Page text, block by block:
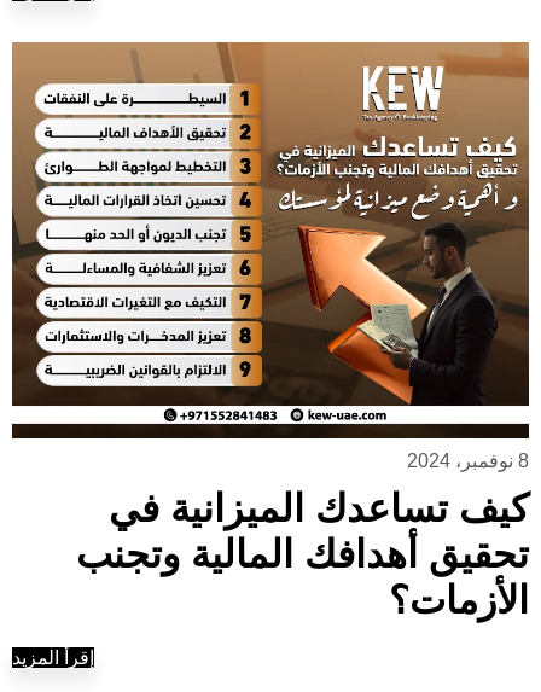
8 نوفمبر، 2024
كيف تساعدك الميزانية في
تحقيق أهدافك المالية وتجنب
الأزمات؟
إقرأ المزيد